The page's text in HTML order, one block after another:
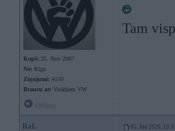
Kopš: 25. Nov 2007
No: Rīga
Ziņojumi: 4150
Braucu ar: Visādiem VW
Tam
RaL 05. Jun 2026,